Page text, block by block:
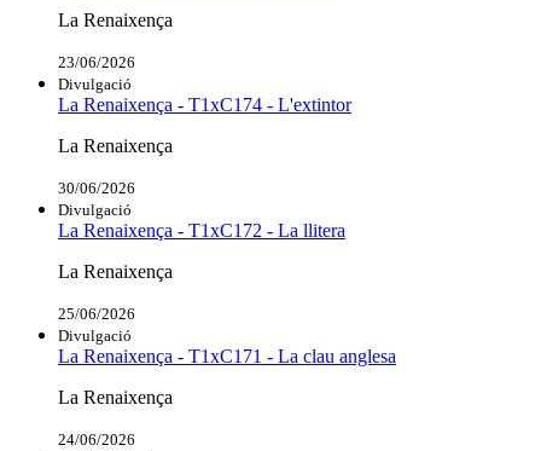
La Renaixença
23/06/2026
Divulgació
La Renaixença - T1xC174 - L'extintor
La Renaixença
30/06/2026
Divulgació
La Renaixença - T1xC172 - La llitera
La Renaixença
25/06/2026
Divulgació
La Renaixença - T1xC171 - La clau anglesa
La Renaixença
24/06/2026